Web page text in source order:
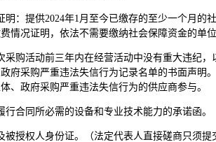
明：提供2024年1月至今已缴存的至少一个月的
情况证明，依法不需要缴纳社会保障资金的单
采购活动前三年内在经营活动中没有重大违纪
府采购严重违法失信行为记录名单的书面声明
、政府采购严重违法失信行为的供应商参与。
行合同所必需的设备和专业技术能力的承诺函。
被授权人身份证。（法定代表人直接磋商只须提